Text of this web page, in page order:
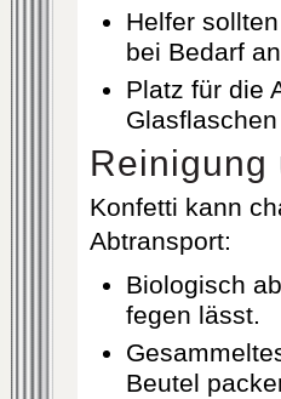
Helfer
bei Bedarf
Platz für die
Reinigung
Konfetti kann
Abtransport:
Biologisch
fegen lässt.
Beutel